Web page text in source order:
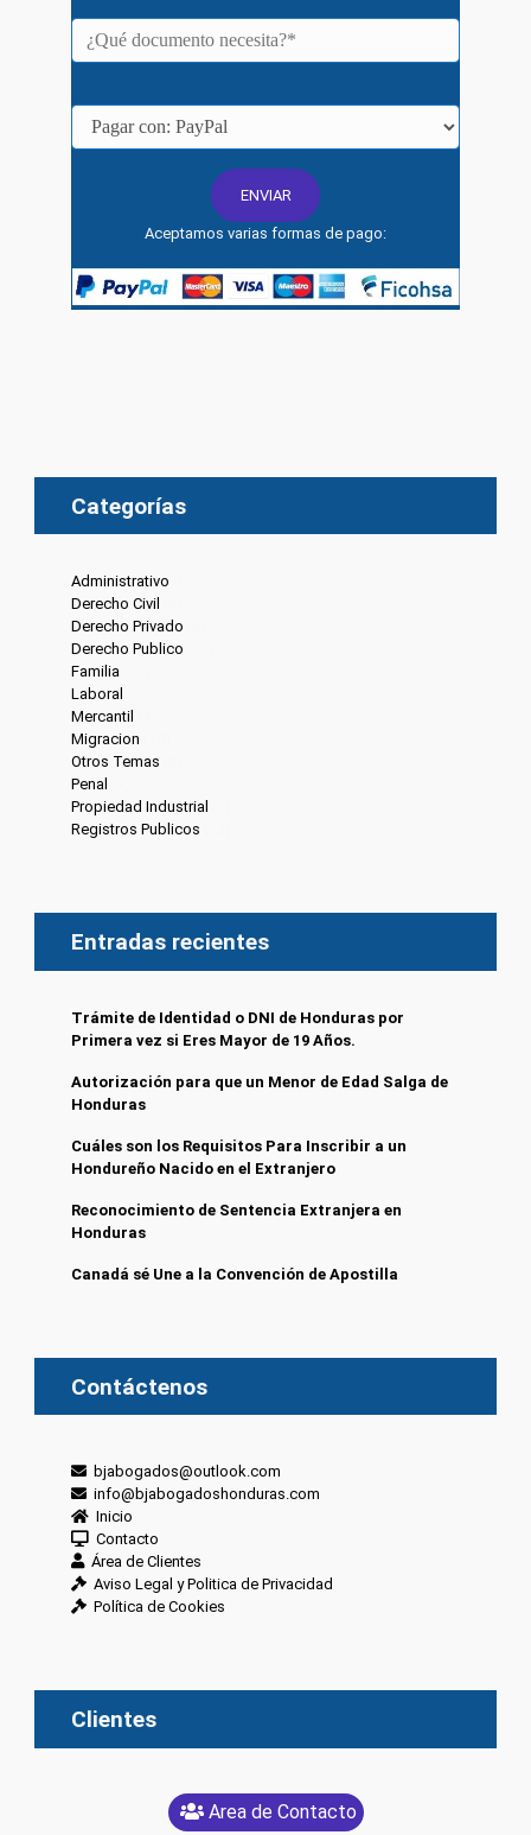
Aceptamos varias formas de pago:
Categorías
Administrativo
Derecho Civil
Derecho Privado
Derecho Publico
Familia
Laboral
Mercantil
Migracion
Otros Temas
Penal
Propiedad Industrial
Registros Publicos
Entradas recientes
Trámite de Identidad o DNI de Honduras por
Primera vez si Eres Mayor de 19 Años.
Autorización para que un Menor de Edad Salga de
Honduras
Cuáles son los Requisitos Para Inscribir a un
Hondureño Nacido en el Extranjero
Reconocimiento de Sentencia Extranjera en
Honduras
Canadá sé Une a la Convención de Apostilla
Contáctenos
bjabogados@outlook.com
info@bjabogadoshonduras.com
Inicio
Contacto
Área de Clientes
Aviso Legal y Politica de Privacidad
Política de Cookies
Clientes
Area de Contacto